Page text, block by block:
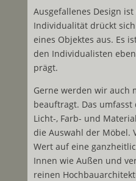
Ausgefallenes Design
Individualität drückt
eines Objektes aus. Es
den Individualisten
prägt.
Gerne werden wir auch
beauftragt. Das umfasst
Licht-, Farb- und
die Auswahl der Möbel.
Wert auf eine
Innen wie Außen und
reinen